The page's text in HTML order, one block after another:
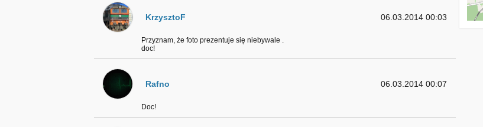
KrzysztoF 06.03.2014 00:03
Przyznam, że foto prezentuje się niebywale .
doc!
Rafno 06.03.2014 00:07
Doc!